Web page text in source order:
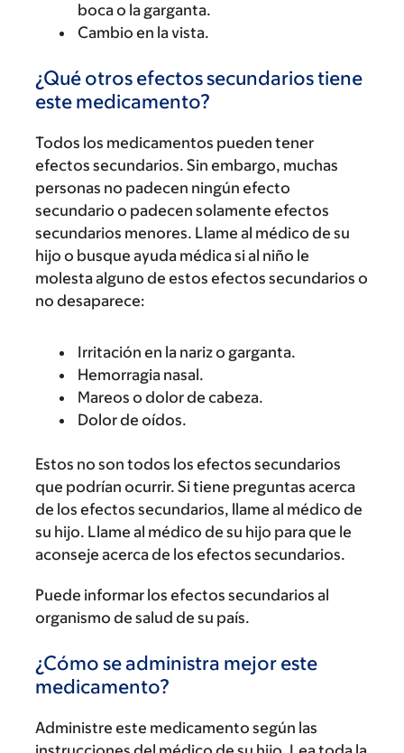
boca o la garganta.
Cambio en la vista.
¿Qué otros efectos secundarios tiene
este medicamento?
Todos los medicamentos pueden tener
efectos secundarios. Sin embargo, muchas
personas no padecen ningún efecto
secundario o padecen solamente efectos
secundarios menores. Llame al médico de su
hijo o busque ayuda médica si al niño le
molesta alguno de estos efectos secundarios o
no desaparece:
Irritación en la nariz o garganta.
Hemorragia nasal.
Mareos o dolor de cabeza.
Dolor de oídos.
Estos no son todos los efectos secundarios
que podrían ocurrir. Si tiene preguntas acerca
de los efectos secundarios, llame al médico de
su hijo. Llame al médico de su hijo para que le
aconseje acerca de los efectos secundarios.
Puede informar los efectos secundarios al
organismo de salud de su país.
¿Cómo se administra mejor este
medicamento?
Administre este medicamento según las